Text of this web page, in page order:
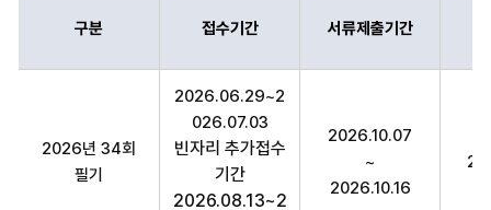
구분 접수기간 서류제출기간
2026년 34회
필기
2026.06.29~2
026.07.03
빈자리 추가접수
기간
2026.08.13~2
2026.10.07
~
2026.10.16